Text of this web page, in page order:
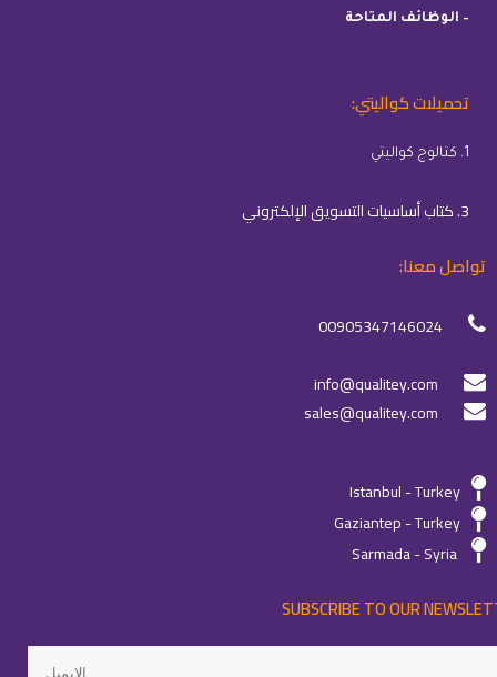
– الوظائف المتاحة
تحميلات كواليتي:
1. كتالوج كواليتي
3. كتاب أساسيات التسويق الإلكتروني
تواصل معنا:
00905347146024
info@qualitey.com
sales@qualitey.com
Istanbul - Turkey
Gaziantep - Turkey
Sarmada - Syria
SUBSCRIBE TO OUR